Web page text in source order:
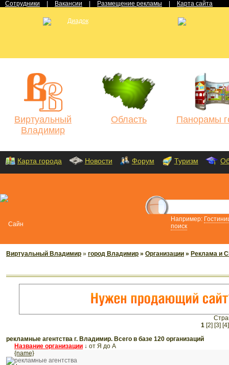
Сотрудники Вакансии Размещение рекламы Карта сайта
Виртуальный
Владимир
Область Панорамы
Карта города Новости Форум Туризм
Например:
поиск
Виртуальный Владимир » город Владимир » Организации » Реклама и
1 [2] [3] [4]
рекламные агентства г. Владимир. Всего в базе 120 организаций
Название организации ↓ от Я до А
{name}
рекламные агентства